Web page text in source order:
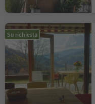
Su richiesta